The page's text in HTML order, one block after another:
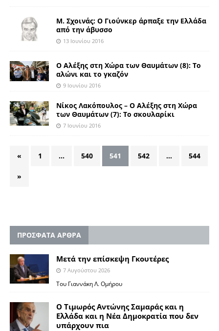
Μ. Σχοινάς: Ο Γιούνκερ άρπαξε την Ελλάδα
από την άβυσσο
13 Ιουνίου 2016
Ο Αλέξης στη Χώρα των Θαυμάτων (8): Το
αλώνι και το γκαζόν
9 Ιουνίου 2016
Νίκος Λακόπουλος – Ο Αλέξης στη Χώρα
των Θαυμάτων (7): Το σκουλαρίκι
7 Ιουνίου 2016
« 1 … 540 541 542 … 544
»
ΠΡΟΣΦΑΤΑ ΑΡΘΡΑ
Μετά την επίσκεψη Γκουτέρες
7 Αυγούστου 2026
Του Γιαννάκη Λ. Ομήρου
Ο Τιμωρός Αντώνης Σαμαράς και η
Ελλάδα και η Νέα Δημοκρατία που δεν
υπάρχουν πια